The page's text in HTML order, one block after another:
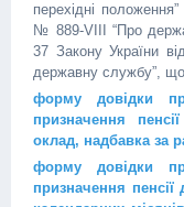
перехідні
№ 889-VIII “Про
37 Закону України
державну службу”,
форму довідки
призначення
оклад, надбавка за
форму довідки
призначення